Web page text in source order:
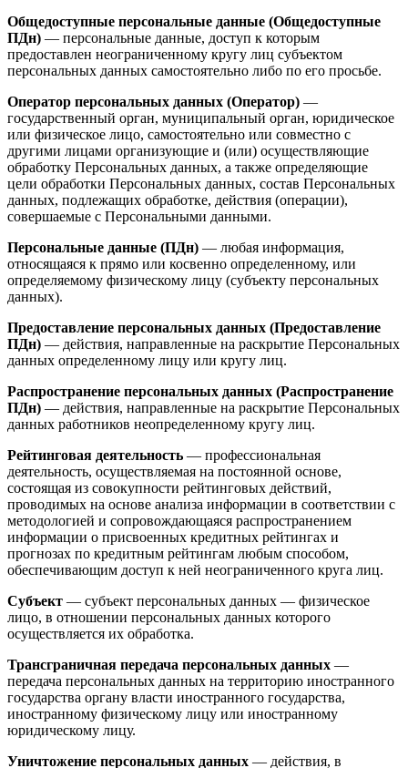
Общедоступные персональные данные (Общедоступные
ПДн) — персональные данные, доступ к которым
предоставлен неограниченному кругу лиц субъектом
персональных данных самостоятельно либо по его просьбе.
Оператор персональных данных (Оператор) —
государственный орган, муниципальный орган, юридическое
или физическое лицо, самостоятельно или совместно с
другими лицами организующие и (или) осуществляющие
обработку Персональных данных, а также определяющие
цели обработки Персональных данных, состав Персональных
данных, подлежащих обработке, действия (операции),
совершаемые с Персональными данными.
Персональные данные (ПДн) — любая информация,
относящаяся к прямо или косвенно определенному, или
определяемому физическому лицу (субъекту персональных
данных).
Предоставление персональных данных (Предоставление
ПДн) — действия, направленные на раскрытие Персональных
данных определенному лицу или кругу лиц.
Распространение персональных данных (Распространение
ПДн) — действия, направленные на раскрытие Персональных
данных работников неопределенному кругу лиц.
Рейтинговая деятельность — профессиональная
деятельность, осуществляемая на постоянной основе,
состоящая из совокупности рейтинговых действий,
проводимых на основе анализа информации в соответствии с
методологией и сопровождающаяся распространением
информации о присвоенных кредитных рейтингах и
прогнозах по кредитным рейтингам любым способом,
обеспечивающим доступ к ней неограниченного круга лиц.
Субъект — субъект персональных данных — физическое
лицо, в отношении персональных данных которого
осуществляется их обработка.
Трансграничная передача персональных данных —
передача персональных данных на территорию иностранного
государства органу власти иностранного государства,
иностранному физическому лицу или иностранному
юридическому лицу.
Уничтожение персональных данных — действия, в